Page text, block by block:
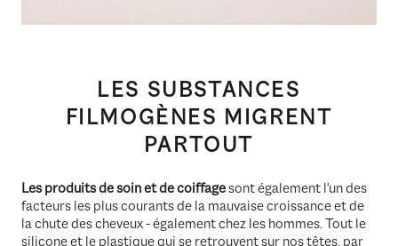
LES SUBSTANCES
FILMOGÈNES MIGRENT
PARTOUT
Les produits de soin et de coiffagesont également l'un des
facteurs les plus courants de la mauvaise croissance et de
la chute des cheveux - également chez les hommes. Tout le
silicone et le plastique qui se retrouvent sur nos têtes, par